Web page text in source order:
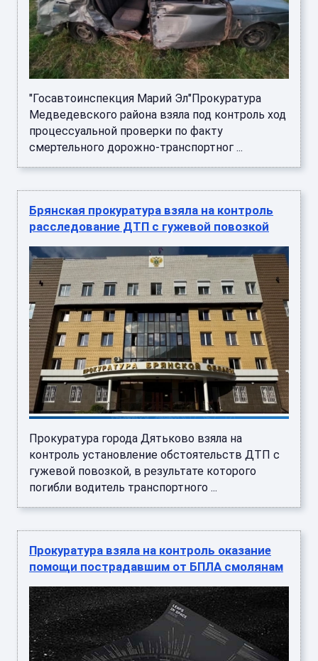
"Госавтоинспекция Марий Эл"Прокуратура
Медведевского района взяла под контроль ход
процессуальной проверки по факту
смертельного дорожно-транспортног ...
Брянская прокуратура взяла на контроль
расследование ДТП с гужевой повозкой
Прокуратура города Дятьково взяла на
контроль установление обстоятельств ДТП с
гужевой повозкой, в результате которого
погибли водитель транспортного ...
Прокуратура взяла на контроль оказание
помощи пострадавшим от БПЛА смолянам